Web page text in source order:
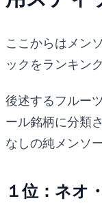
ここからはメン
ックをランキン
後述するフルー
ール銘柄に分類
なしの純メンソ
１位：ネオ